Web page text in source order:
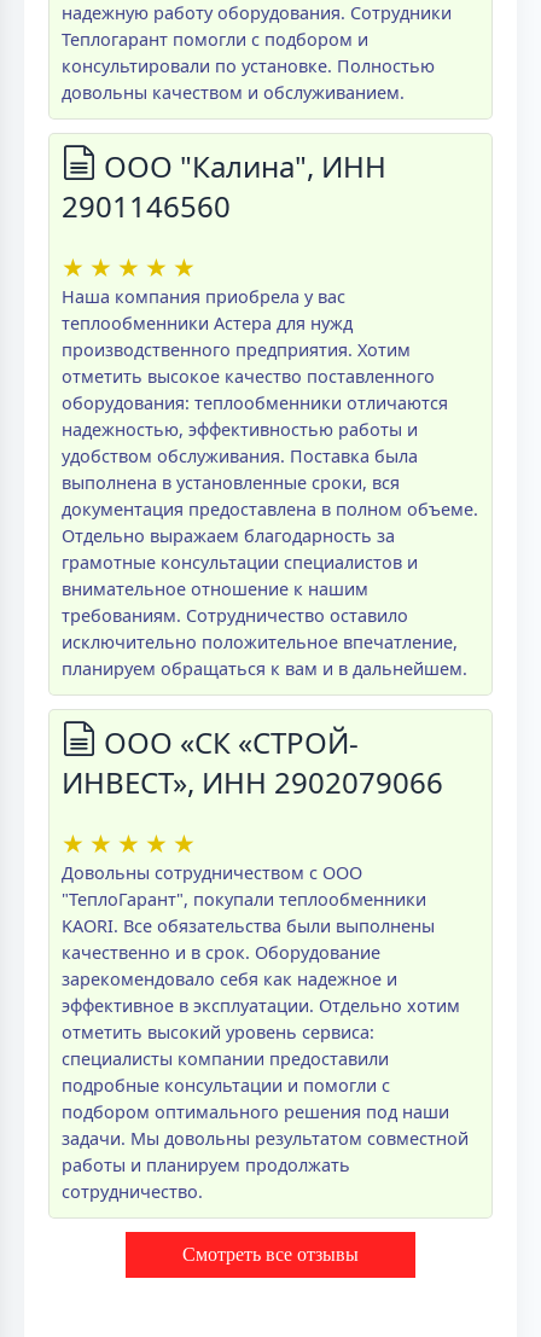
надежную работу оборудования. Сотрудники
Теплогарант помогли с подбором и
консультировали по установке. Полностью
довольны качеством и обслуживанием.
ООО "Калина", ИНН
2901146560
★ ★ ★ ★ ★
Наша компания приобрела у вас
теплообменники Астера для нужд
производственного предприятия. Хотим
отметить высокое качество поставленного
оборудования: теплообменники отличаются
надежностью, эффективностью работы и
удобством обслуживания. Поставка была
выполнена в установленные сроки, вся
документация предоставлена в полном объеме.
Отдельно выражаем благодарность за
грамотные консультации специалистов и
внимательное отношение к нашим
требованиям. Сотрудничество оставило
исключительно положительное впечатление,
планируем обращаться к вам и в дальнейшем.
ООО «СК «СТРОЙ-
ИНВЕСТ», ИНН 2902079066
★ ★ ★ ★ ★
Довольны сотрудничеством с ООО
"ТеплоГарант", покупали теплообменники
KAORI. Все обязательства были выполнены
качественно и в срок. Оборудование
зарекомендовало себя как надежное и
эффективное в эксплуатации. Отдельно хотим
отметить высокий уровень сервиса:
специалисты компании предоставили
подробные консультации и помогли с
подбором оптимального решения под наши
задачи. Мы довольны результатом совместной
работы и планируем продолжать
сотрудничество.
Смотреть все отзывы